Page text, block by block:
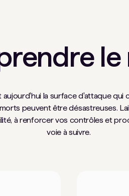
le
la surface d'attaque qui
peuvent être désastreuses.
à renforcer vos contrôles et
voie à suivre.